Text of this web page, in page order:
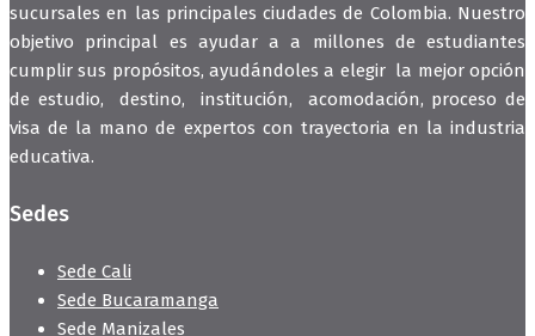
sucursales en las principales ciudades de Colombia. Nuestro
objetivo principal es ayudar a a millones de estudiantes
cumplir sus propósitos, ayudándoles a elegir la mejor opción
de estudio, destino, institución, acomodación, proceso de
visa de la mano de expertos con trayectoria en la industria
educativa.
Sedes
Sede Cali
Sede Bucaramanga
Sede Manizales